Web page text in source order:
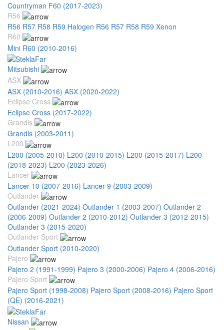
Countryman F60 (2017-2023)
R56
R56 R57 R58 R59 Halogen R56 R57 R58 R59 Xenon
R60
Mini R60 (2010-2016)
Mitsubishi
ASX
ASX (2010-2016) ASX (2020-2022)
Eclipse Cross
Eclipse Cross (2017-2022)
Grandis
Grandis (2003-2011)
L200
L200 (2005-2010) L200 (2010-2015) L200 (2015-2017) L200
(2018-2023) L200 (2023-2026)
Lancer
Lancer 10 (2007-2016) Lancer 9 (2003-2009)
Outlander
Outlander (2021-2024) Outlander 1 (2003-2007) Outlander 2
(2006-2009) Outlander 2 (2010-2012) Outlander 3 (2012-2015)
Outlander 3 (2015-2020)
Outlander Sport
Outlander Sport (2010-2020)
Pajero
Pajero 2 (1991-1999) Pajero 3 (2000-2006) Pajero 4 (2006-2016)
Pajero Sport
Pajero Sport (1998-2008) Pajero Sport (2008-2016) Pajero Sport
(QE) (2016-2021)
Nissan